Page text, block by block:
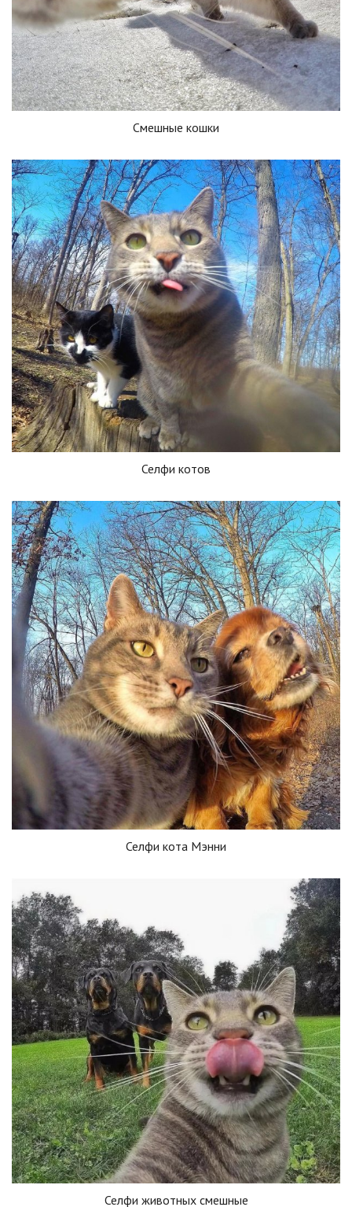
Смешные кошки
Селфи котов
Селфи кота Мэнни
Селфи животных смешные